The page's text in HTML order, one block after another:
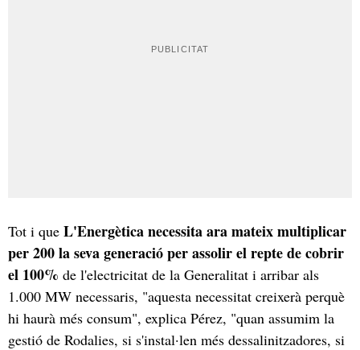
Tot i que L'Energètica necessita ara mateix multiplicar
per 200 la seva generació per assolir el repte de cobrir
el 100% de l'electricitat de la Generalitat i arribar als
1.000 MW necessaris, "aquesta necessitat creixerà perquè
hi haurà més consum", explica Pérez, "quan assumim la
gestió de Rodalies, si s'instal·len més dessalinitzadores, si